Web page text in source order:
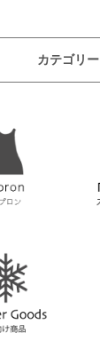
カテゴリー